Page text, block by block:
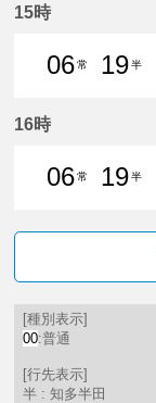
15時
06常
19半
16時
06常
19半
[種別表示]
00:普通
[行先表示]
半 : 知多半田